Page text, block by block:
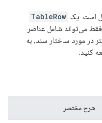
است. یک TableRow
فقط می‌تواند شامل عناصر
در مورد ساختار سند، به
کنید.
شرح مختصر